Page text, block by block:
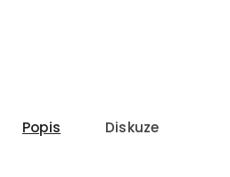
Popis Diskuze